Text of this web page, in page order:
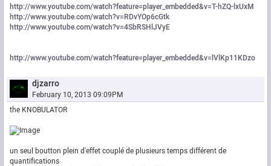
http://www.youtube.com/watch?feature=player_embedded&v=T-hZQ-lxUxM
http://www.youtube.com/watch?v=RDvYOp6cGtk
http://www.youtube.com/watch?v=4SbRSHlJVyE
http://www.youtube.com/watch?feature=player_embedded&v=lVlKp11KDzo
djzarro
February 10, 2013 09:09PM
the KNOBULATOR
un seul boutton plein d'effet couplé de plusieurs temps différent de
quantifications